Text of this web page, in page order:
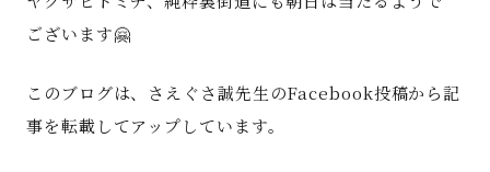
ございます🤗
このブログは、さえぐさ誠先生のFacebook投稿から記
事を転載してアップしています。